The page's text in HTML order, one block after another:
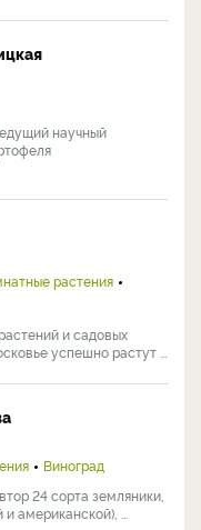
научный
растения
и садовых
успешно растут ...
Виноград
24 сорта земляники,
американской), ...